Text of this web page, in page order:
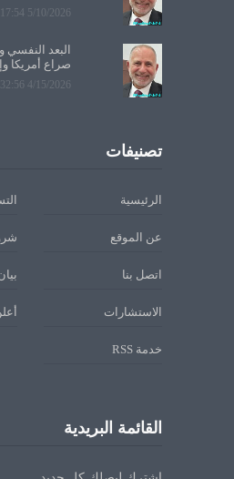
5/10/2026 3:17:54 PM
البعد النفسي
صراع أمريكا
4/15/2026 4:32:56 PM
تصنيفات
الرئيسية
عن الموقع
اتصل بنا
الاستشارات
خدمة RSS
القائمة البريدية